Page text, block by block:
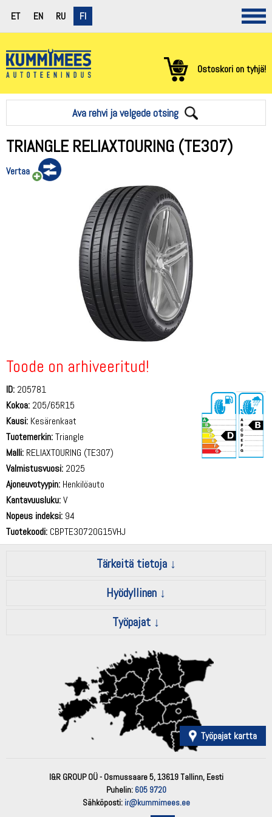
ET EN RU FI
Ostoskori on tyhjä!
Ava rehvi ja velgede otsing
TRIANGLE RELIAXTOURING (TE307)
Vertaa
Toode on arhiveeritud!
ID: 205781
Kokoa: 205/65R15
Kausi: Kesärenkaat
Tuotemerkin:Triangle
Malli: RELIAXTOURING (TE307)
Valmistusvuosi: 2025
Ajoneuvotyypin: Henkilöauto
Kantavuusluku:V
Nopeus indeksi: 94
Tuotekoodi: CBPTE30720G15VHJ
Tärkeitä tietoja
Hyödyllinen
Työpajat
Työpajat kartta
I&R GROUP OÜ - Osmussaare 5, 13619 Tallinn, Eesti
Puhelin: 605 9720
Sähköposti: ir@kummimees.ee